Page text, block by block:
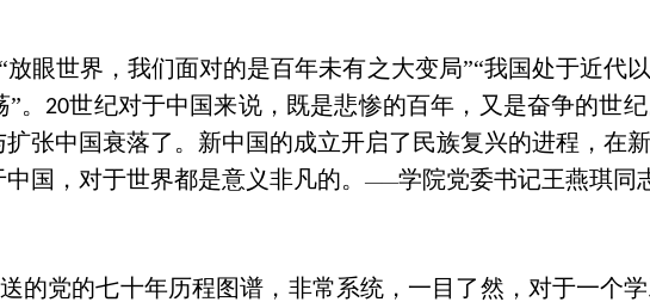
“放眼世界，我们面对的是百年未有之大变局”“我国处于近代
。 20世纪对于中国来说，既是悲惨的百年，又是奋争的世
张中国衰落了。新中国的成立开启了民族复兴的进程，在
国，对于世界都是意义非凡的。
——学院党委书记王燕琪同
的党的七十年历程图谱，非常系统，一目了然，对于一个